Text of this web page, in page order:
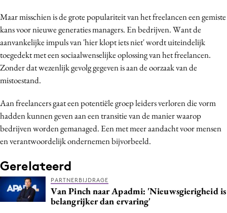
Purpose Marketing
Reputatie & crisis
Maar misschien is de grote populariteit van het freelancen een gemiste
kans voor nieuwe generaties managers. En bedrijven. Want de
aanvankelijke impuls van 'hier klopt iets niet' wordt uiteindelijk
toegedekt met een sociaalwenselijke oplossing van het freelancen.
Zonder dat wezenlijk gevolg gegeven is aan de oorzaak van de
mistoestand.
Aan freelancers gaat een potentiële groep leiders verloren die vorm
hadden kunnen geven aan een transitie van de manier waarop
bedrijven worden gemanaged. Een met meer aandacht voor mensen
en verantwoordelijk ondernemen bijvorbeeld.
Gerelateerd
PARTNERBIJDRAGE
Van Pinch naar Apadmi: 'Nieuwsgierigheid is
belangrijker dan ervaring'